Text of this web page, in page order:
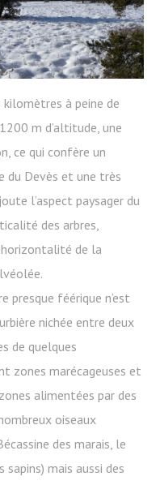
à peine de
m d’altitude, une
ce qui confère un
du Devès et une très
l’aspect paysager du
des arbres,
de la
presque féérique n’est
nichée entre deux
de quelques
zones marécageuses et
alimentées par des
oiseaux
des marais, le
mais aussi des